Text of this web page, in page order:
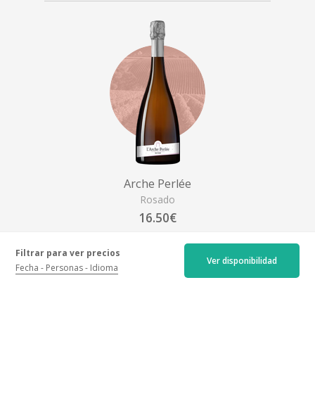
Filtrar para ver precios
Fecha Personas Idioma
Ver disponibilidad
Arche Perlée
Rosado
16.50€